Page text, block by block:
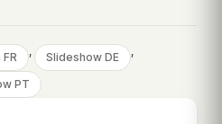
, Slideshow DE ,
PT